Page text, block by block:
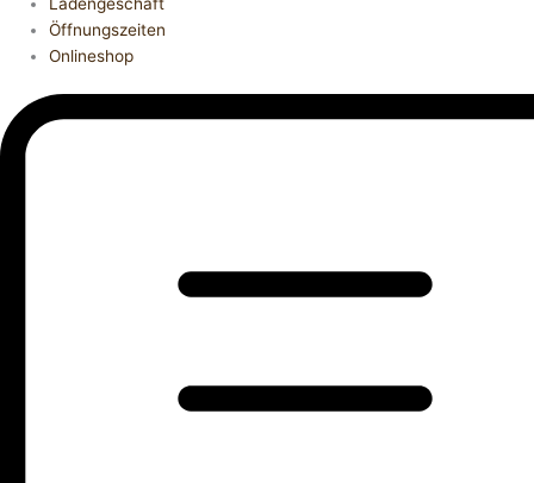
Ladengeschäft
Öffnungszeiten
Onlineshop